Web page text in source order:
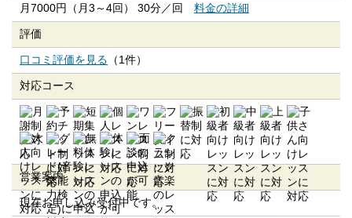
月7000円（月3～4回） 30分／回 料金の詳細
評価
口コミ評価を見る （1件）
対応コース
営業案内
現在お申し込み受付中です。